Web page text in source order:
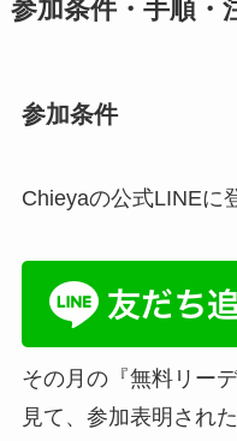
参加条件・手順・
参加条件
Chieyaの公式LINEに
その月の『無料リー
見て、参加表明され